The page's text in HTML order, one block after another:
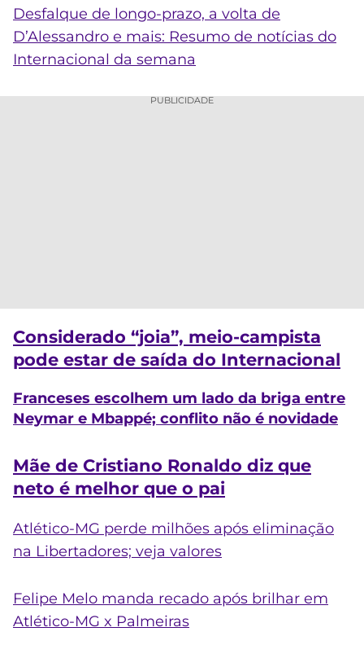
Desfalque de longo-prazo, a volta de
D’Alessandro e mais: Resumo de notícias do
Internacional da semana
PUBLICIDADE
Considerado “joia”, meio-campista
pode estar de saída do Internacional
Franceses escolhem um lado da briga entre
Neymar e Mbappé; conflito não é novidade
Mãe de Cristiano Ronaldo diz que
neto é melhor que o pai
Atlético-MG perde milhões após eliminação
na Libertadores; veja valores
Felipe Melo manda recado após brilhar em
Atlético-MG x Palmeiras